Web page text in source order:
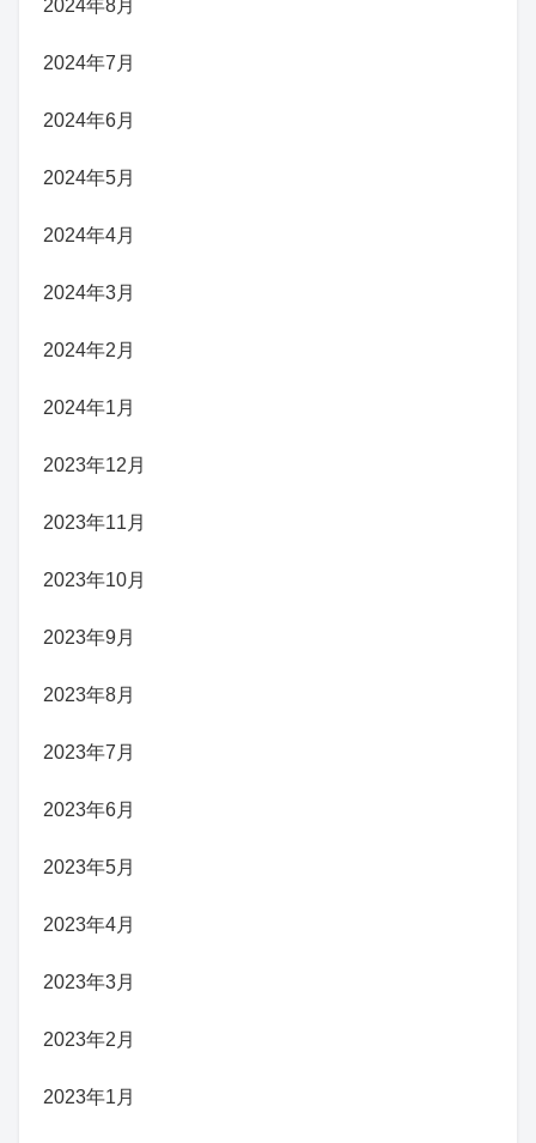
2024年8月
2024年7月
2024年6月
2024年5月
2024年4月
2024年3月
2024年2月
2024年1月
2023年12月
2023年11月
2023年10月
2023年9月
2023年8月
2023年7月
2023年6月
2023年5月
2023年4月
2023年3月
2023年2月
2023年1月